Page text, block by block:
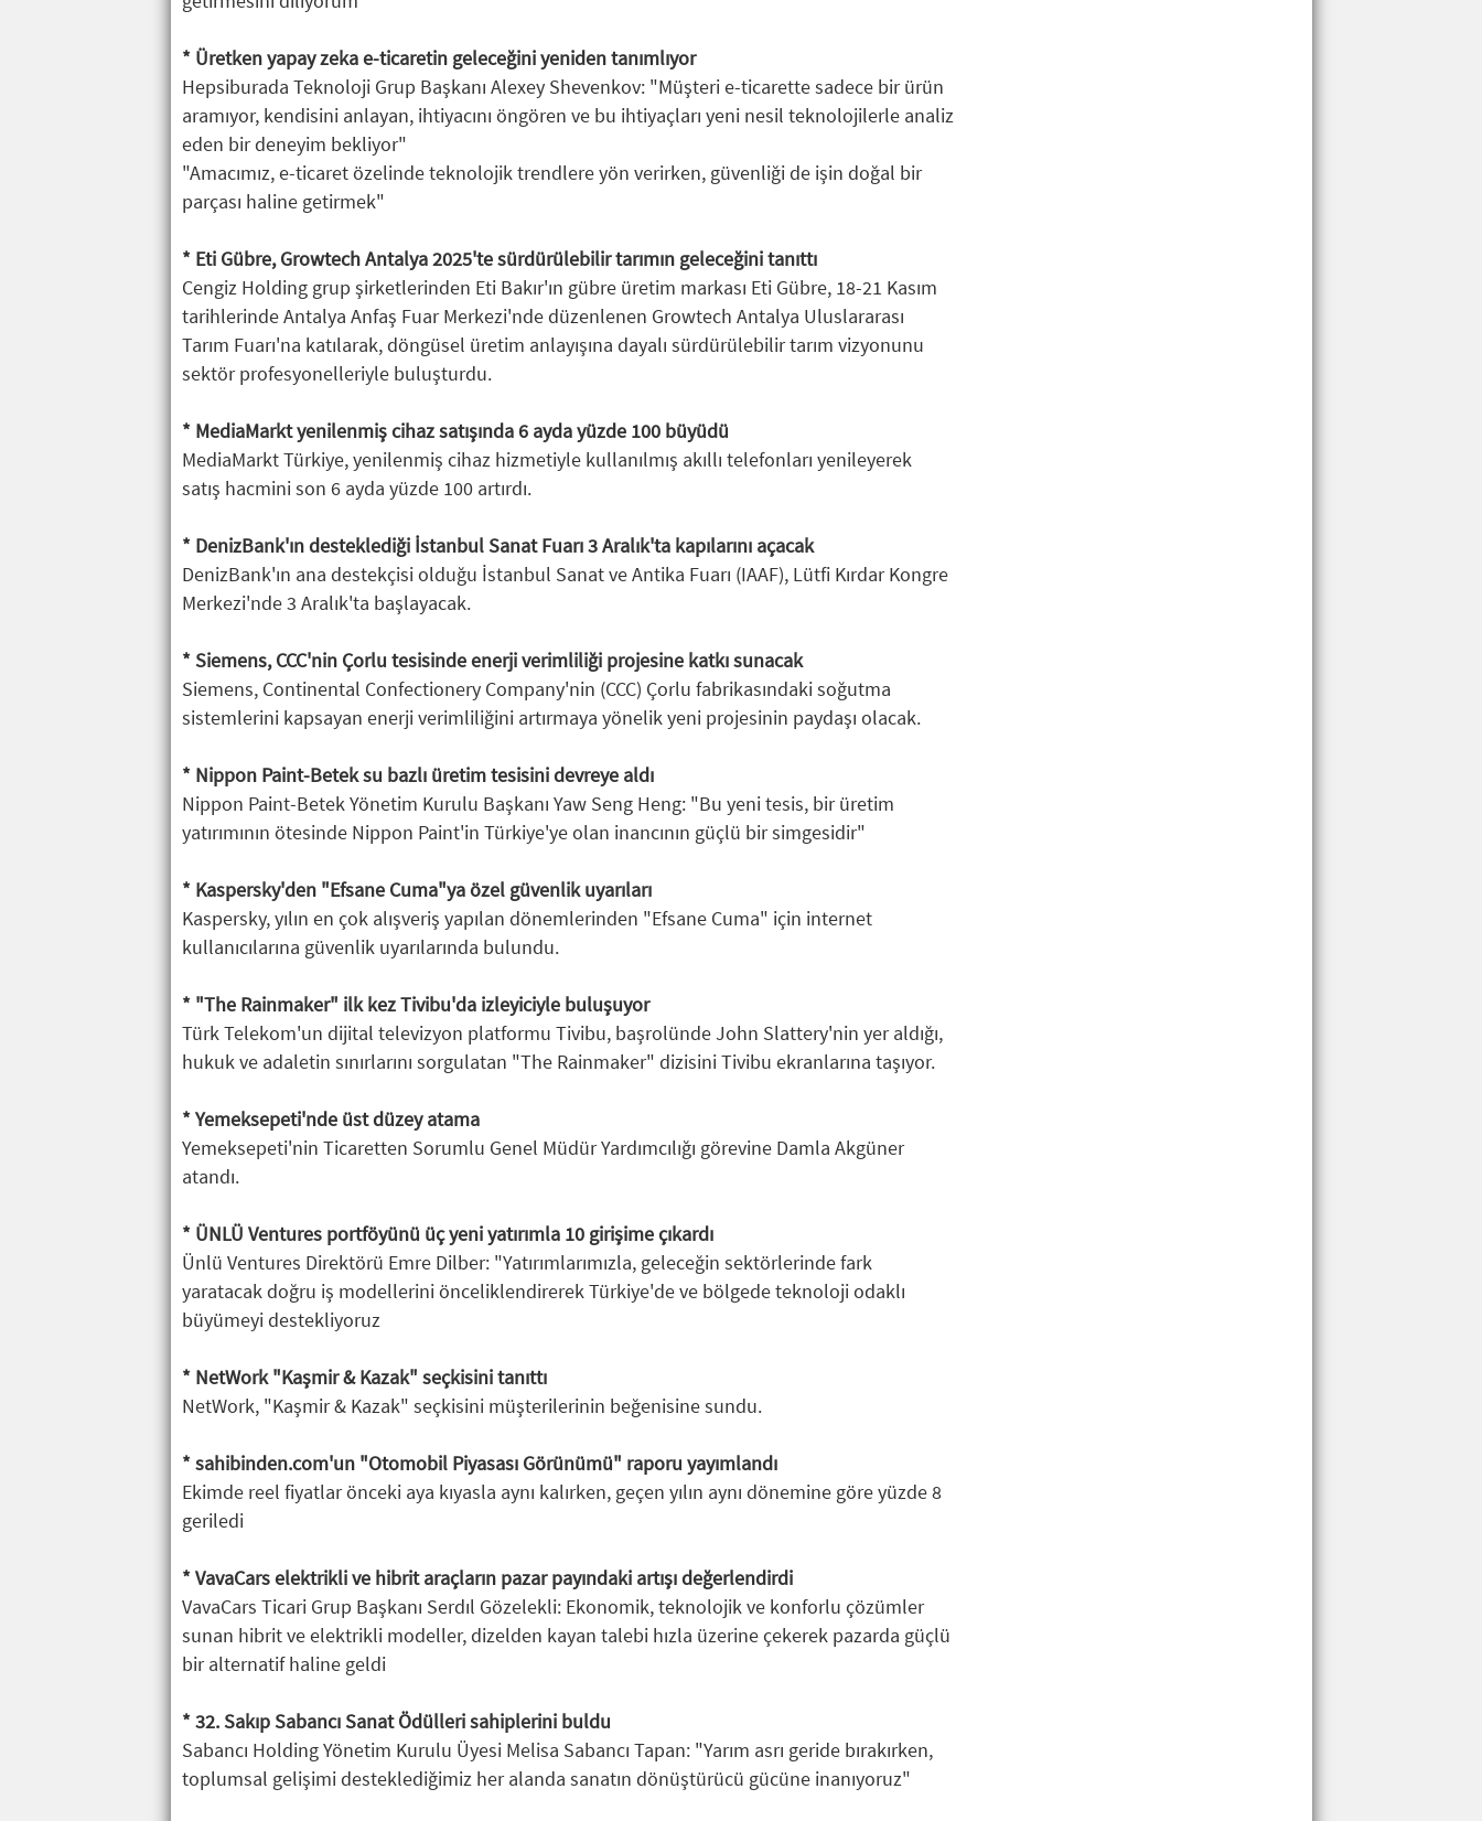
* Üretken yapay zeka e-ticaretin geleceğini yeniden tanımlıyor
Hepsiburada Teknoloji Grup Başkanı Alexey Shevenkov: "Müşteri e-ticarette sadece bir ürün
aramıyor, kendisini anlayan, ihtiyacını öngören ve bu ihtiyaçları yeni nesil teknolojilerle analiz
eden bir deneyim bekliyor"
"Amacımız, e-ticaret özelinde teknolojik trendlere yön verirken, güvenliği de işin doğal bir
parçası haline getirmek"
* Eti Gübre, Growtech Antalya 2025'te sürdürülebilir tarımın geleceğini tanıttı
Cengiz Holding grup şirketlerinden Eti Bakır'ın gübre üretim markası Eti Gübre, 18-21 Kasım
tarihlerinde Antalya Anfaş Fuar Merkezi'nde düzenlenen Growtech Antalya Uluslararası
Tarım Fuarı'na katılarak, döngüsel üretim anlayışına dayalı sürdürülebilir tarım vizyonunu
sektör profesyonelleriyle buluşturdu.
* MediaMarkt yenilenmiş cihaz satışında 6 ayda yüzde 100 büyüdü
MediaMarkt Türkiye, yenilenmiş cihaz hizmetiyle kullanılmış akıllı telefonları yenileyerek
satış hacmini son 6 ayda yüzde 100 artırdı.
* DenizBank'ın desteklediği İstanbul Sanat Fuarı 3 Aralık'ta kapılarını açacak
DenizBank'ın ana destekçisi olduğu İstanbul Sanat ve Antika Fuarı (IAAF), Lütfi Kırdar Kongre
Merkezi'nde 3 Aralık'ta başlayacak.
* Siemens, CCC'nin Çorlu tesisinde enerji verimliliği projesine katkı sunacak
Siemens, Continental Confectionery Company'nin (CCC) Çorlu fabrikasındaki soğutma
sistemlerini kapsayan enerji verimliliğini artırmaya yönelik yeni projesinin paydaşı olacak.
* Nippon Paint-Betek su bazlı üretim tesisini devreye aldı
Nippon Paint-Betek Yönetim Kurulu Başkanı Yaw Seng Heng: "Bu yeni tesis, bir üretim
yatırımının ötesinde Nippon Paint'in Türkiye'ye olan inancının güçlü bir simgesidir"
* Kaspersky'den "Efsane Cuma"ya özel güvenlik uyarıları
Kaspersky, yılın en çok alışveriş yapılan dönemlerinden "Efsane Cuma" için internet
kullanıcılarına güvenlik uyarılarında bulundu.
* "The Rainmaker" ilk kez Tivibu'da izleyiciyle buluşuyor
Türk Telekom'un dijital televizyon platformu Tivibu, başrolünde John Slattery'nin yer aldığı,
hukuk ve adaletin sınırlarını sorgulatan "The Rainmaker" dizisini Tivibu ekranlarına taşıyor.
* Yemeksepeti'nde üst düzey atama
Yemeksepeti'nin Ticaretten Sorumlu Genel Müdür Yardımcılığı görevine Damla Akgüner
atandı.
* ÜNLÜ Ventures portföyünü üç yeni yatırımla 10 girişime çıkardı
Ünlü Ventures Direktörü Emre Dilber: "Yatırımlarımızla, geleceğin sektörlerinde fark
yaratacak doğru iş modellerini önceliklendirerek Türkiye'de ve bölgede teknoloji odaklı
büyümeyi destekliyoruz
* NetWork "Kaşmir & Kazak" seçkisini tanıttı
NetWork, "Kaşmir & Kazak" seçkisini müşterilerinin beğenisine sundu.
* sahibinden.com'un "Otomobil Piyasası Görünümü" raporu yayımlandı
Ekimde reel fiyatlar önceki aya kıyasla aynı kalırken, geçen yılın aynı dönemine göre yüzde 8
geriledi
* VavaCars elektrikli ve hibrit araçların pazar payındaki artışı değerlendirdi
VavaCars Ticari Grup Başkanı Serdıl Gözelekli: Ekonomik, teknolojik ve konforlu çözümler
sunan hibrit ve elektrikli modeller, dizelden kayan talebi hızla üzerine çekerek pazarda güçlü
bir alternatif haline geldi
* 32. Sakıp Sabancı Sanat Ödülleri sahiplerini buldu
Sabancı Holding Yönetim Kurulu Üyesi Melisa Sabancı Tapan: "Yarım asrı geride bırakırken,
toplumsal gelişimi desteklediğimiz her alanda sanatın dönüştürücü gücüne inanıyoruz"